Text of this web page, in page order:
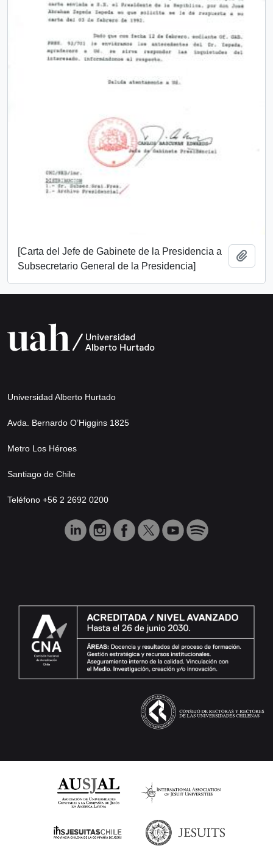
[Carta del Jefe de Gabinete de la Presidencia a
Subsecretario General de la Presidencia]
Universidad Alberto Hurtado
Avda. Bernardo O’Higgins 1825
Metro Los Héroes
Santiago de Chile
Teléfono +56 2 2692 0200